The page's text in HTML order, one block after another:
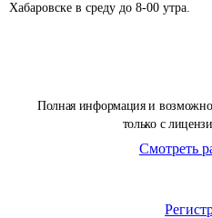
Полная информация и
только с
Смотреть
Хабаровске в среду до 8-00 утра.